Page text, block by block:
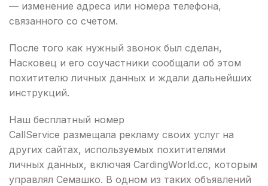
— изменение адреса или номера телефона,
связанного со счетом.
После того как нужный звонок был сделан,
Насковец и его соучастники сообщали об этом
похитителю личных данных и ждали дальнейших
инструкций.
Наш бесплатный номер
CallService размещала рекламу своих услуг на
других сайтах, используемых похитителями
личных данных, включая CardingWorld.cc, которым
управлял Семашко. В одном из таких объявлений